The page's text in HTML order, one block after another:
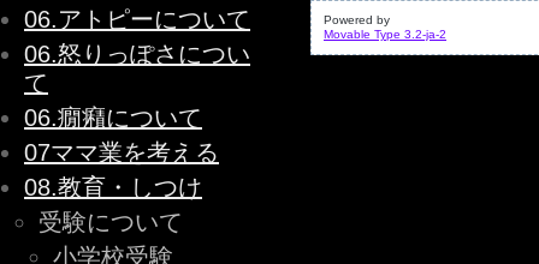
06.アトピーについて
06.怒りっぽさについ
て
06.癇癪について
07ママ業を考える
08.教育・しつけ
受験について
小学校受験
Powered by
Movable Type 3.2-ja-2